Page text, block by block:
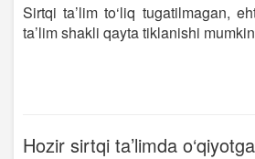
Sirtqi ta’lim to‘liq tugatilmagan,
ta’lim shakli qayta tiklanishi mumkin
Hozir sirtqi ta’limda